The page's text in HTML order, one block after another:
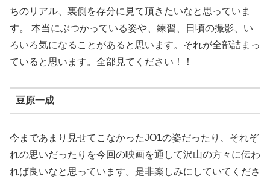
ちのリアル、裏側を存分に見て頂きたいなと思っていま
す。 本当にぶつかっている姿や、練習、日頃の撮影、い
ろいろ気になることがあると思います。それが全部詰まっ
ていると思います。全部見てください！！
豆原一成
今まであまり見せてこなかったJO1の姿だったり、それぞ
れの思いだったりを今回の映画を通して沢山の方々に伝わ
れば良いなと思っています。是非楽しみにしていてくださ